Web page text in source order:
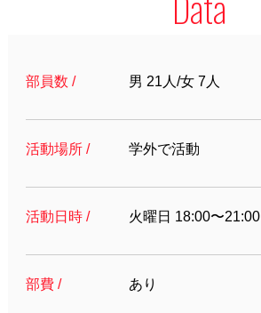
部員数 / 男 21人/女 7人
活動場所 / 学外で活動
活動日時 / 火曜日 18:00〜21:00
部費 / あり